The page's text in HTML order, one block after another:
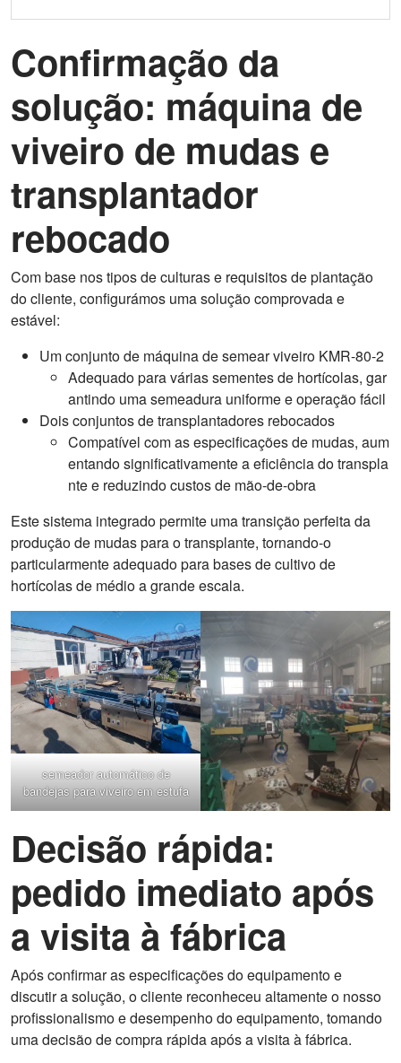
Confirmação da
solução: máquina de
viveiro de mudas e
transplantador
rebocado
Com base nos tipos de culturas e requisitos de plantação
do cliente, configurámos uma solução comprovada e
estável:
Um conjunto de máquina de semear viveiro KMR-80-2
Adequado para várias sementes de hortícolas, gar
antindo uma semeadura uniforme e operação fácil
Dois conjuntos de transplantadores rebocados
Compatível com as especificações de mudas, aum
entando significativamente a eficiência do transpla
nte e reduzindo custos de mão-de-obra
Este sistema integrado permite uma transição perfeita da
produção de mudas para o transplante, tornando-o
particularmente adequado para bases de cultivo de
hortícolas de médio a grande escala.
semeador automático de
bandejas para viveiro em estufa
Decisão rápida:
pedido imediato após
a visita à fábrica
Após confirmar as especificações do equipamento e
discutir a solução, o cliente reconheceu altamente o nosso
profissionalismo e desempenho do equipamento, tomando
uma decisão de compra rápida após a visita à fábrica.